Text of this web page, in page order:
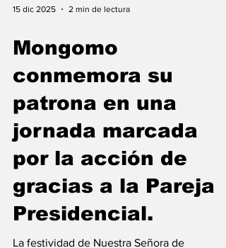
Mongomo
conmemora su
patrona en una
jornada marcada
por la acción de
gracias a la Pareja
Presidencial.